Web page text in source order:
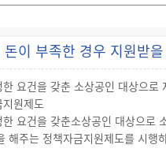
이 부족한 경우 지원받
요건을 갖춘 소상공인 대상으로
원제도
요건을 갖춘소상공인 대상으로
해주는 정책자금지원제도를 시행